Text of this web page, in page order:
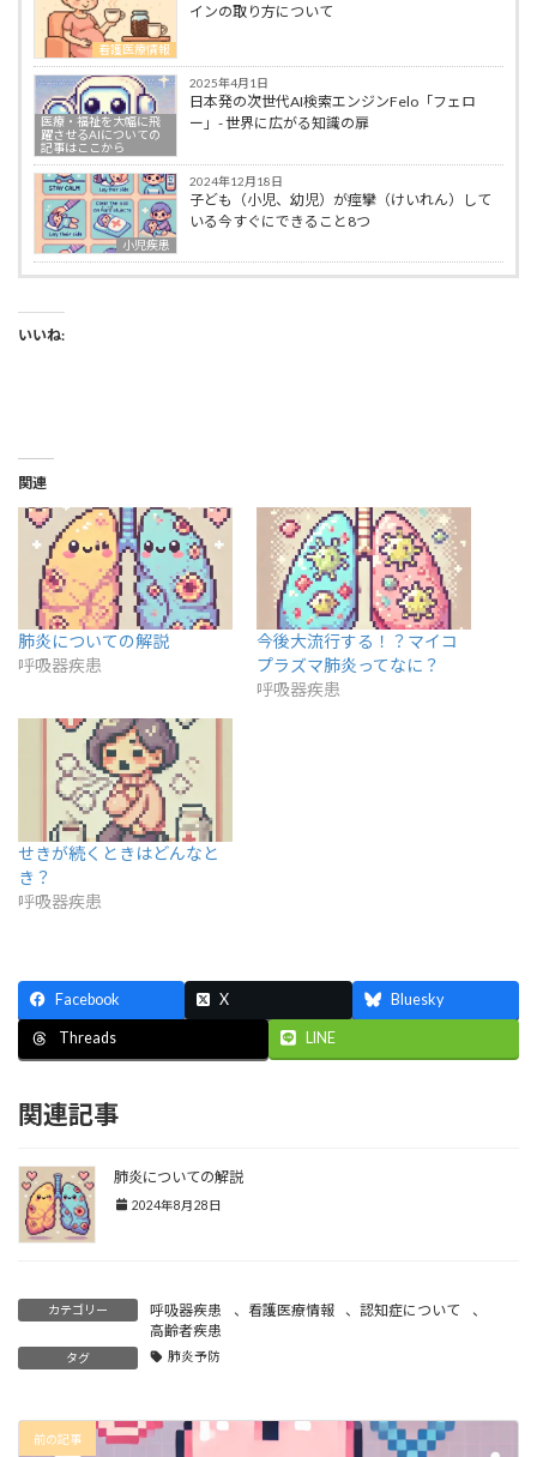
看護医療情報
インの取り方について
医療・福祉を大幅に飛
躍させるAIについての
記事はここから
2025年4月1日
日本発の次世代AI検索エンジンFelo「フェロ
ー」- 世界に広がる知識の扉
小児疾患
2024年12月18日
子ども（小児、幼児）が痙攣（けいれん）して
いる今すぐにできること8つ
いいね:
関連
肺炎についての解説
呼吸器疾患
今後大流行する！？マイコ
プラズマ肺炎ってなに？
呼吸器疾患
せきが続くときはどんなと
き？
呼吸器疾患
Facebook X Bluesky
Threads LINE
関連記事
肺炎についての解説
2024年8月28日
カテゴリー 呼吸器疾患 、 看護医療情報 、認知症について
、
高齢者疾患
タグ 肺炎予防
前の記事